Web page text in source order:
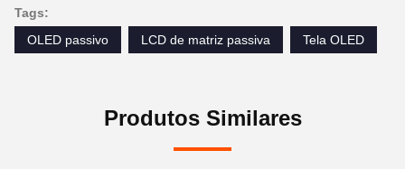
Tags:
OLED passivo
LCD de matriz passiva Tela OLED
Produtos Similares